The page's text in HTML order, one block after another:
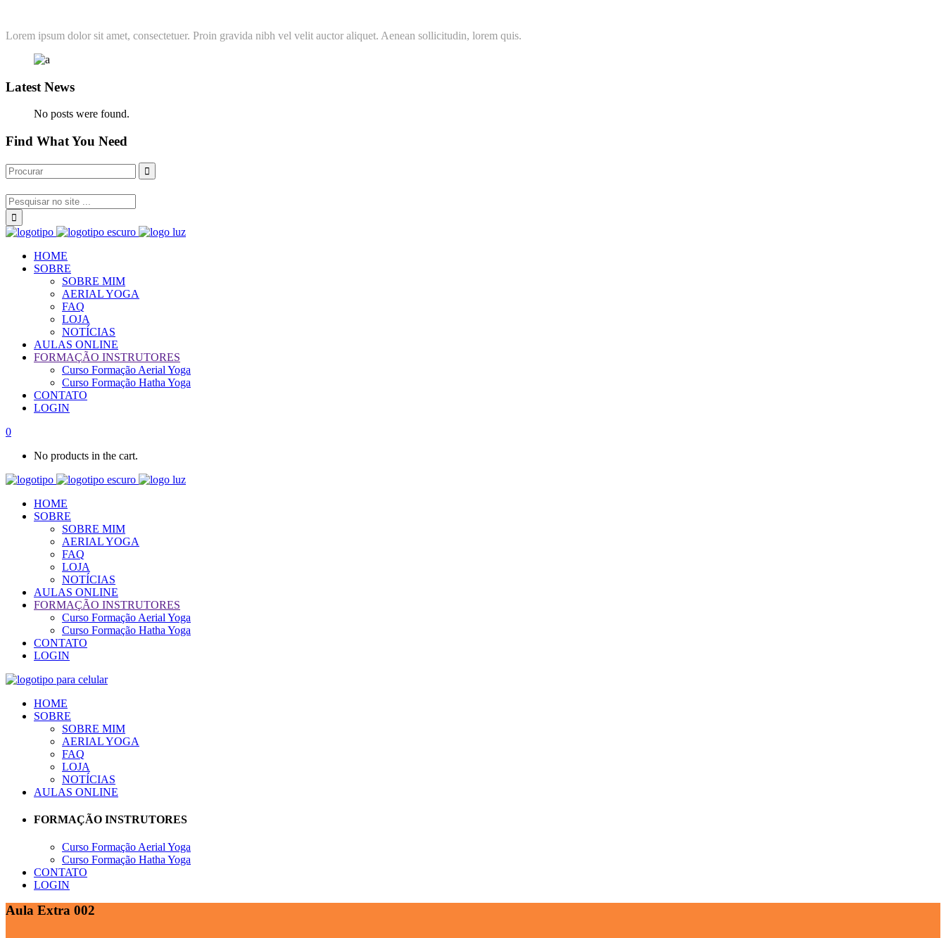
Lorem ipsum dolor sit amet, consectetuer. Proin gravida nibh vel velit auctor aliquet. Aenean sollicitudin, lorem quis.
Latest News
No posts were found.
Find What You Need
HOME
SOBRE
SOBRE MIM
AERIAL YOGA
FAQ
LOJA
NOTÍCIAS
AULAS ONLINE
FORMAÇÃO INSTRUTORES
Curso Formação Aerial Yoga
Curso Formação Hatha Yoga
CONTATO
LOGIN
0
No products in the cart.
HOME
SOBRE
SOBRE MIM
AERIAL YOGA
FAQ
LOJA
NOTÍCIAS
AULAS ONLINE
FORMAÇÃO INSTRUTORES
Curso Formação Aerial Yoga
Curso Formação Hatha Yoga
CONTATO
LOGIN
HOME
SOBRE
SOBRE MIM
AERIAL YOGA
FAQ
LOJA
NOTÍCIAS
AULAS ONLINE
FORMAÇÃO INSTRUTORES
Curso Formação Aerial Yoga
Curso Formação Hatha Yoga
CONTATO
LOGIN
Aula Extra 002